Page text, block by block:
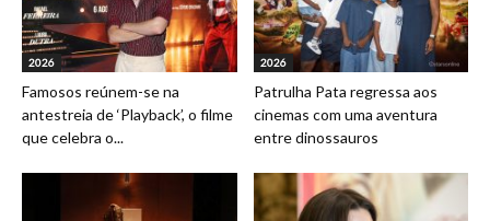
2026
Famosos reúnem-se na
antestreia de ‘Playback’, o filme
que celebra o...
2026
Patrulha Pata regressa aos
cinemas com uma aventura
entre dinossauros